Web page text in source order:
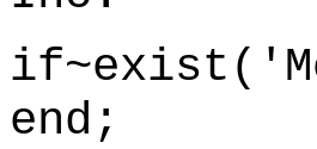
end;